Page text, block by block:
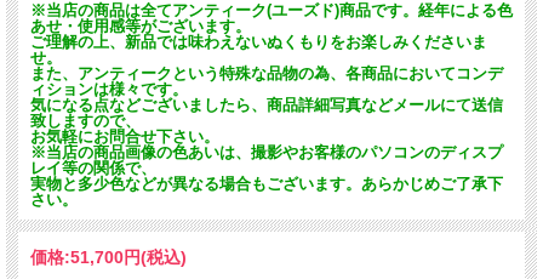
※当店の商品は全てアンティーク(ユーズド)商品です。経年による色
あせ・使用感等がございます。
ご理解の上、新品では味わえないぬくもりをお楽しみくださいま
せ。
また、アンティークという特殊な品物の為、各商品においてコンデ
ィションは様々です。
気になる点などございましたら、商品詳細写真などメールにて送信
致しますので、
お気軽にお問合せ下さい。
※当店の商品画像の色あいは、撮影やお客様のパソコンのディスプ
レイ等の関係で、
実物と多少色などが異なる場合もございます。あらかじめご了承下
さい。
価格:51,700円(税込)